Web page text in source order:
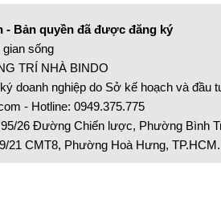
- Bản quyền đã được đăng ký
sống
TRÍ NHÀ BINDO
doanh nghiệp do Sở kế hoạch và đầu
- Hotline: 0949.375.775
26 Đường Chiến lược, Phường Bình
21 CMT8, Phường Hoà Hưng,